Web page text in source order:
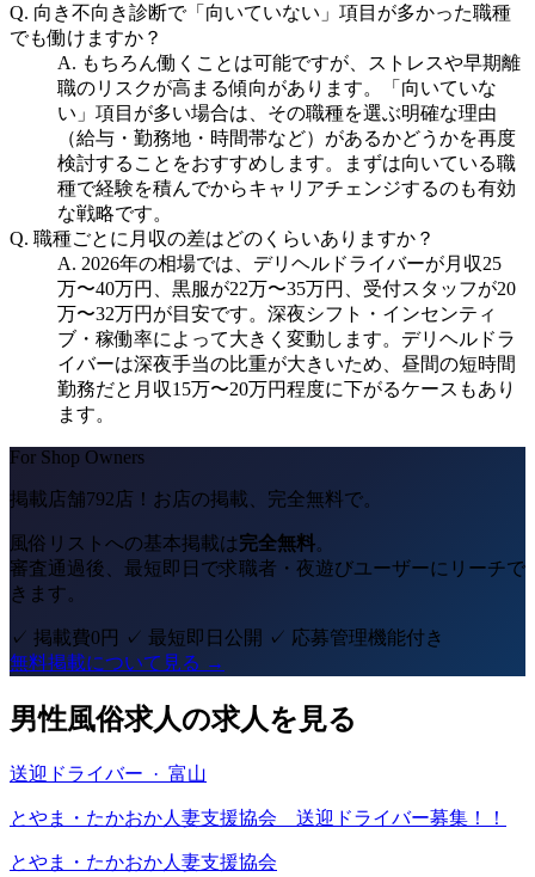
Q. 向き不向き診断で「向いていない」項目が多かった職種
でも働けますか？
A. もちろん働くことは可能ですが、ストレスや早期離
職のリスクが高まる傾向があります。「向いていな
い」項目が多い場合は、その職種を選ぶ明確な理由
（給与・勤務地・時間帯など）があるかどうかを再度
検討することをおすすめします。まずは向いている職
種で経験を積んでからキャリアチェンジするのも有効
な戦略です。
Q. 職種ごとに月収の差はどのくらいありますか？
A. 2026年の相場では、デリヘルドライバーが月収25
万〜40万円、黒服が22万〜35万円、受付スタッフが20
万〜32万円が目安です。深夜シフト・インセンティ
ブ・稼働率によって大きく変動します。デリヘルドラ
イバーは深夜手当の比重が大きいため、昼間の短時間
勤務だと月収15万〜20万円程度に下がるケースもあり
ます。
For Shop Owners
掲載店舗792店！ お店の掲載、完全無料で。
風俗リストへの基本掲載は完全無料。
審査通過後、最短即日で求職者・夜遊びユーザーにリーチで
きます。
✓ 掲載費0円 ✓ 最短即日公開 ✓ 応募管理機能付き
無料掲載について見る →
男性風俗求人の求人を見る
送迎ドライバー · 富山
とやま・たかおか人妻支援協会 送迎ドライバー募集！！
とやま・たかおか人妻支援協会